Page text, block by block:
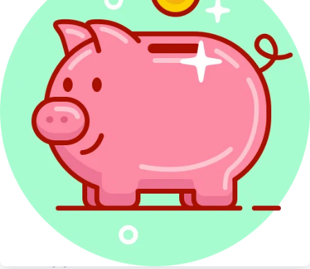
Korepetycje w PIT - działalność
wykonywana osobiście, czy gospodarcza?
Jak rozliczyć dochody z korepetycji -
działalność gospodarcza
Zabezpieczenie przyszłego zobowiązania
podatkowego dla podatnika – wyrok WSA
we Wrocławiu
Ryczałt od najmu i usług – wyższe stawki
podatku w 2027 r.
Współpraca B2B czy zatrudnienie –
analiza opłacalności, zestawienie wad
i zalet dla pracodawcy i wykonawcy oraz
ocena ryzyka kontroli